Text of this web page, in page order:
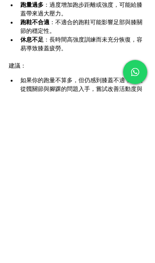
跑量過多 ：過度增加跑步距離或強度，可能給膝
蓋帶來過大壓力。
跑鞋不合適 ：不適合的跑鞋可能影響足部與膝關
節的穩定性。
休息不足 ：長時間高強度訓練而未充分恢復，容
易導致膝蓋疲勞。
建議：
如果你的跑量不算多，但仍感到膝蓋不適，建議
從髖關節與腳踝的問題入手，嘗試改善活動度與